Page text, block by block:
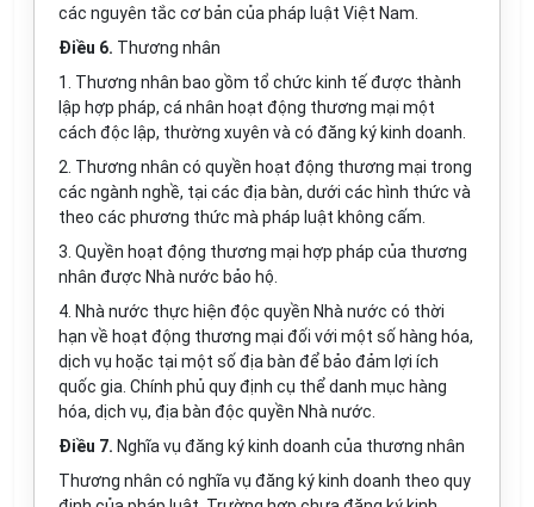
các nguyên tắc cơ bản của pháp luật Việt Nam.
Điều 6. Thương nhân
1. Thương nhân bao gồm tổ chức kinh tế được thành
lập hợp pháp, cá nhân hoạt động thương mại một
cách độc lập, thường xuyên và có đăng ký kinh doanh.
2. Thương nhân có quyền hoạt động thương mại trong
các ngành nghề, tại các địa bàn, dưới các hình thức và
theo các phương thức mà pháp luật không cấm.
3. Quyền hoạt động thương mại hợp pháp của thương
nhân được Nhà nước bảo hộ.
4. Nhà nước thực hiện độc quyền Nhà nước có thời
hạn về hoạt động thương mại đối với một số hàng hóa,
dịch vụ hoặc tại một số địa bàn để bảo đảm lợi ích
quốc gia. Chính phủ quy định cụ thể danh mục hàng
hóa, dịch vụ, địa bàn độc quyền Nhà nước.
Điều 7. Nghĩa vụ đăng ký kinh doanh của thương nhân
Thương nhân có nghĩa vụ đăng ký kinh doanh theo quy